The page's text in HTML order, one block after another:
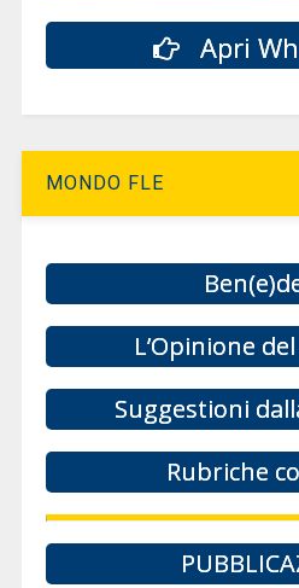
Apri
MONDO FLE
L’Opinione
Suggestioni
Rubriche